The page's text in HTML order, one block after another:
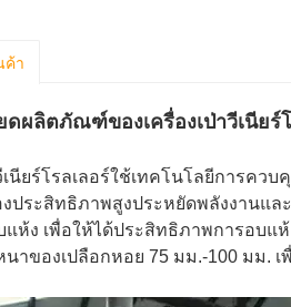
ค้า
ดผลิตภัณฑ์ของเครื่องเป่าวีเนียร์
เนียร์โรลเลอร์ใช้เทคโนโลยีการค
ระสิทธิภาพสูงประหยัดพลังงานแล
ห้ง เพื่อให้ได้ประสิทธิภาพการอบแ
าของเปลือกหอย 75 มม.-100 มม.